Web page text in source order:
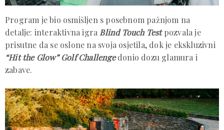
Program je bio osmišljen s posebnom pažnjom na
detalje: interaktivna igra Blind Touch Test pozvala je
prisutne da se oslone na svoja osjetila, dok je ekskluzivni
“Hit the Glow” Golf Challenge donio dozu glamura i
zabave.